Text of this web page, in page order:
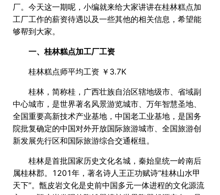
厂。今天这一期呢，小编就来给大家讲讲在桂林糕点加
工厂工作的薪资待遇以及一些其他的相关信息，希望能
够帮到大家。
一、桂林糕点加工厂工资
桂林糕点师平均工资 ￥3.7K
桂林，简称桂，广西壮族自治区辖地级市、省域副
中心城市，是世界著名风景游览城市、万年智慧圣地、
全国重要高新技术产业基地，中国老工业基地，是国务
院批复确定的中国对外开放国际旅游城市、全国旅游创
新发展先行区和国际旅游综合交通枢纽。
桂林是首批国家历史文化名城，秦始皇统一岭南后
属桂林郡。1201年，著名诗人王正功赋诗“桂林山水甲
天下”。甑皮岩文化是史前中国多元一体进程的文化源流